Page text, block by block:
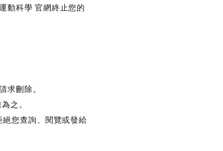
動科學 官網終止您的
求刪除。
之。
您查詢、閱覽或發給